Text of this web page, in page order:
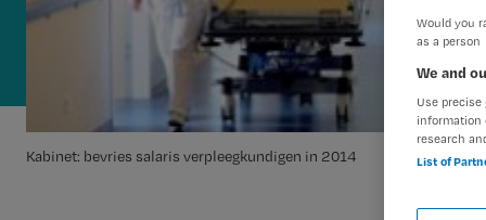
Kabinet: bevries salaris verpleegkundigen in 2014
Would you
as a person
We and
Use
information
research
List of